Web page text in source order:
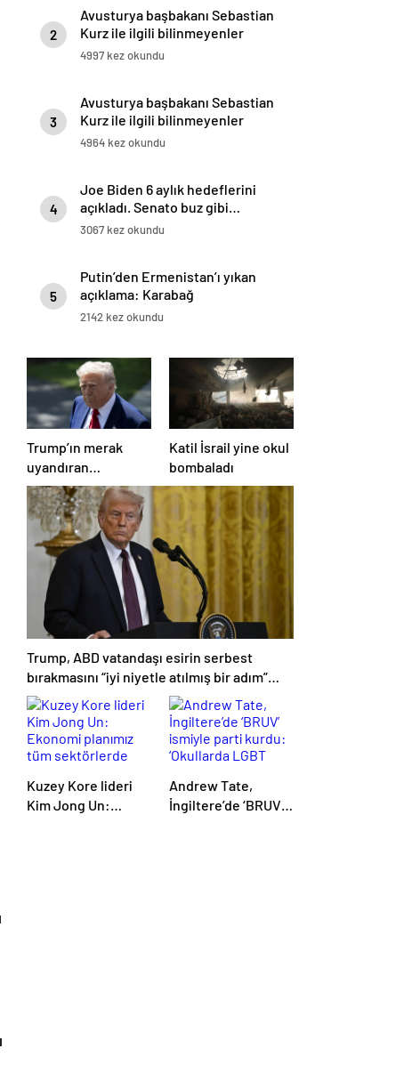
2
Avusturya başbakanı Sebastian
Kurz ile ilgili bilinmeyenler
4997 kez okundu
3
Avusturya başbakanı Sebastian
Kurz ile ilgili bilinmeyenler
4964 kez okundu
4
Joe Biden 6 aylık hedeflerini
açıkladı. Senato buz gibi…
3067 kez okundu
5
Putin’den Ermenistan’ı yıkan
açıklama: Karabağ
Azerbaycan’ın ayrılmaz bir
2142 kez okundu
Trump’ın merak
uyandıran
paylaşımının sağlık
sistemiyle ilgili
kararname olduğu
anlaşıldı
Katil İsrail yine okul
bombaladı
Trump, ABD vatandaşı esirin serbest
bırakmasını “iyi niyetle atılmış bir adım”
olarak değerlendirdi
Kuzey Kore lideri
Kim Jong Un:
Andrew Tate,
İngiltere’de ‘BRUV’